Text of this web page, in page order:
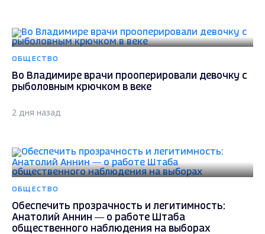
ОБЩЕСТВО
Во Владимире врачи прооперировали девочку с
рыболовным крючком в веке
2 дня назад
ОБЩЕСТВО
Обеспечить прозрачность и легитимность:
Анатолий Аннин — о работе Штаба
общественного наблюдения на выборах